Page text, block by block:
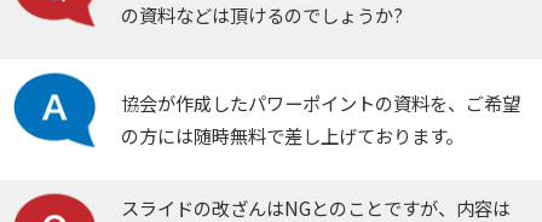
の資料などは頂けるのでしょうか?
協会が作成したパワーポイントの資料を、ご希望
の方には随時無料で差し上げております。
スライドの改ざんはNGとのことですが、内容は